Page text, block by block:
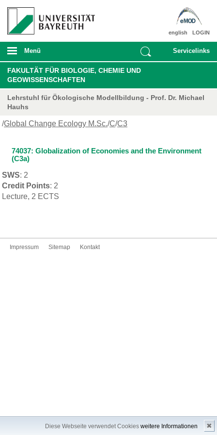
Diese Webseite verwendet Cookies weitere Informationen ✖
LOGIN
english
Menü Servicelinks
FAKULTÄT FÜR BIOLOGIE, CHEMIE UND
GEOWISSENSCHAFTEN
Lehrstuhl für Ökologische Modellbildung - Prof. Dr. Michael
Hauhs
/Global Change Ecology M.Sc./C/C3
74037: Globalization of Economies and the Environment
(C3a)
SWS: 2
Credit Points: 2
Lecture, 2 ECTS
Impressum Sitemap Kontakt